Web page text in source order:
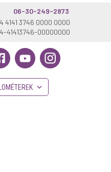
06-30-249-2873
4141 3746 0000 0000
41413746-00000000